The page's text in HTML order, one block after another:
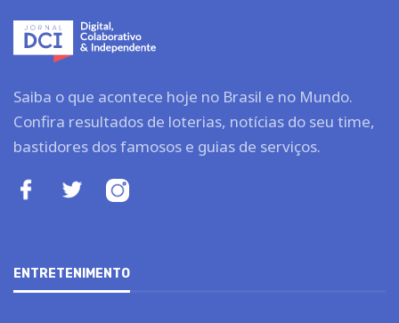
Saiba o que acontece hoje no Brasil e no Mundo.
Confira resultados de loterias, notícias do seu time,
bastidores dos famosos e guias de serviços.
ENTRETENIMENTO